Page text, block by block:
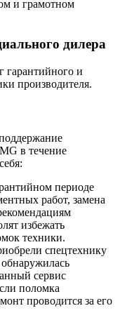
и грамотном
дилера
гарантийного и
производителя.
в течение
периоде
работ, замена
избежать
техники.
спецтехнику
сервис
поломка
проводится за его